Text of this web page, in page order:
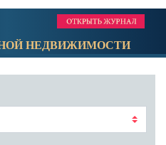
НЕДВИЖИМОСТИ